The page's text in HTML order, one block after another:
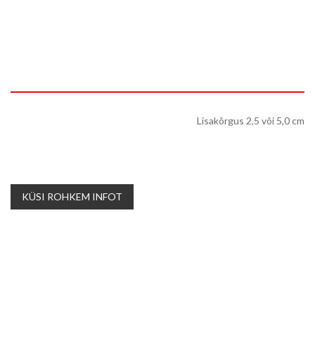
Lisakõrgus 2,5 või 5,0 cm
KÜSI ROHKEM INFOT